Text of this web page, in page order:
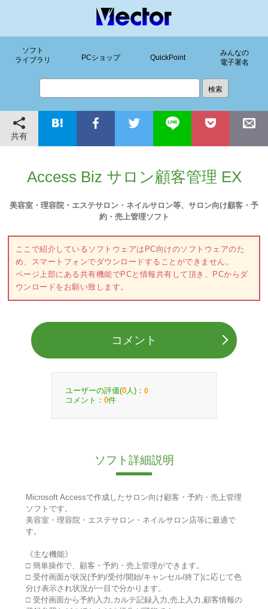
ソフト
ライブラリ
PCショップ QuickPoint
みんなの
電子署名
共有
Access Biz サロン顧客管理 EX
美容室・理容院・エステサロン・ネイルサロン等、サロン向け顧客・予
約・売上管理ソフト
ここで紹介しているソフトウェアはPC向けのソフトウェアのた
め、スマートフォンでダウンロードすることができません。
ページ上部にある共有機能でPCと情報共有して頂き、PCからダ
ウンロードをお願い致します。
コメント
ユーザーの評価(0 人)： 0
コメント： 0件
ソフト詳細説明
Microsoft Accessで作成したサロン向け顧客・予約・売上管理
ソフトです。
美容室・理容院・エステサロン・ネイルサロン店等に最適で
す。
《主な機能》
□ 簡単操作で、顧客・予約・売上管理ができます。
□ 受付画面が状況(予約/受付/開始/キャンセル/終了)に応じて色
分け表示され状況が一目で分かります。
□ 受付画面から予約入力,カルテ記録入力,売上入力,顧客情報の